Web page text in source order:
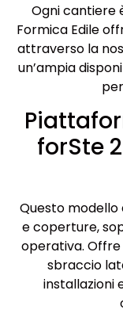
Ogni cantiere
Formica Edile
attraverso la
un’ampia
forSte
Questo modello
e coperture,
operativa.
sbraccio
installazioni